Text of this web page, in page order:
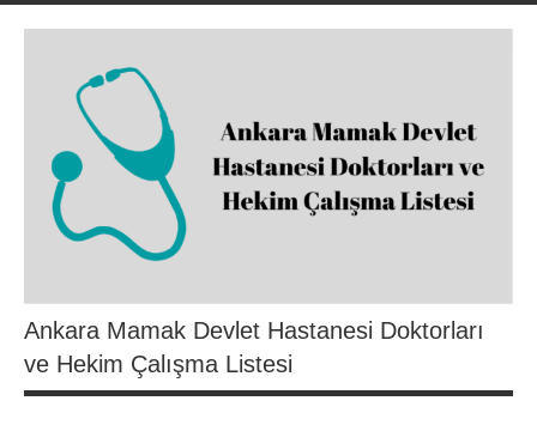
Ankara Mamak Devlet Hastanesi Doktorları
ve Hekim Çalışma Listesi